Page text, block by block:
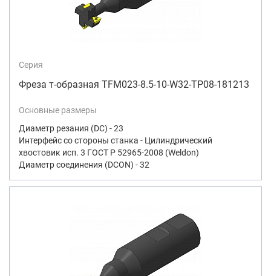
Серия
Фреза т-образная TFM023-8.5-10-W32-TP08-181213
Основные размеры
Диаметр резания (DC) - 23
Интерфейс со стороны станка - Цилиндрический
хвостовик исп. 3 ГОСТ Р 52965-2008 (Weldon)
Диаметр соединения (DCON) - 32